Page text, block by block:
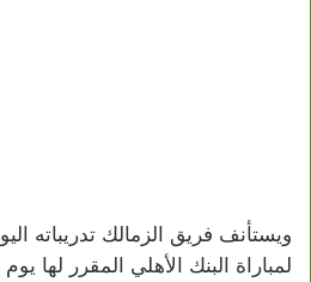
ويستأنف فريق الزمالك تدريباته
لمباراة البنك الأهلي المقرر لها